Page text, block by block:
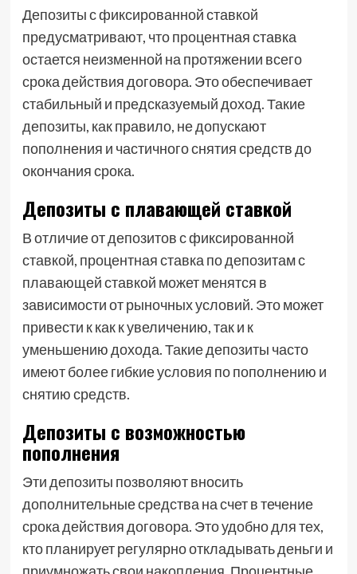
Депозиты с фиксированной ставкой
предусматривают, что процентная ставка
остается неизменной на протяжении всего
срока действия договора. Это обеспечивает
стабильный и предсказуемый доход. Такие
депозиты, как правило, не допускают
пополнения и частичного снятия средств до
окончания срока.
Депозиты с плавающей ставкой
В отличие от депозитов с фиксированной
ставкой, процентная ставка по депозитам с
плавающей ставкой может менятся в
зависимости от рыночных условий. Это может
привести к как к увеличению, так и к
уменьшению дохода. Такие депозиты часто
имеют более гибкие условия по пополнению и
снятию средств.
Депозиты с возможностью
пополнения
Эти депозиты позволяют вносить
дополнительные средства на счет в течение
срока действия договора. Это удобно для тех,
кто планирует регулярно откладывать деньги и